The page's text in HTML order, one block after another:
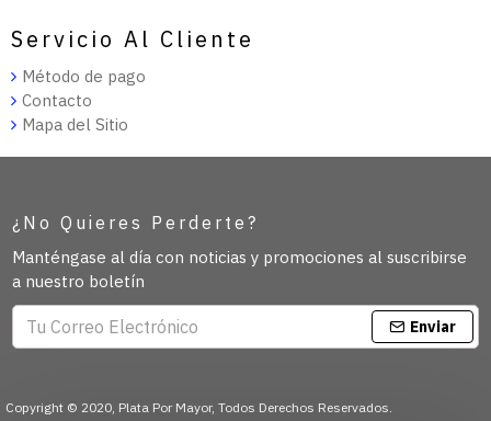
Servicio Al Cliente
Método de pago
Contacto
Mapa del Sitio
¿No Quieres Perderte?
Manténgase al día con noticias y promociones al suscribirse
a nuestro boletín
Enviar
Copyright © 2020, Plata Por Mayor, Todos Derechos Reservados.